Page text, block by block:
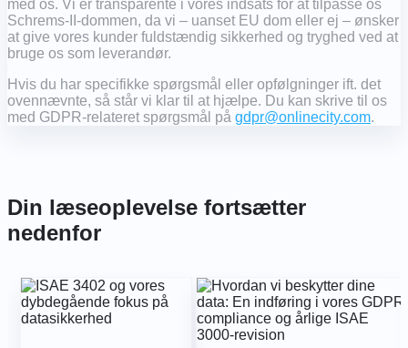
med os. Vi er transparente i vores indsats for at tilpasse os
Schrems-II-dommen, da vi – uanset EU dom eller ej – ønsker
at give vores kunder fuldstændig sikkerhed og tryghed ved at
bruge os som leverandør.
Hvis du har specifikke spørgsmål eller opfølgninger ift. det
ovennævnte, så står vi klar til at hjælpe. Du kan skrive til os
med GDPR-relateret spørgsmål på gdpr@onlinecity.com.
Din læseoplevelse fortsætter
nedenfor